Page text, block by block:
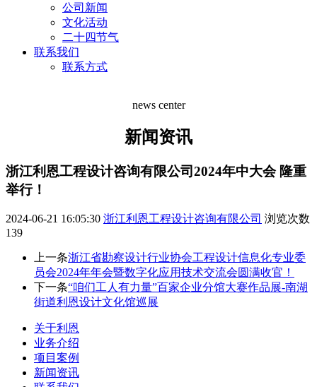
公司新闻
文化活动
二十四节气
联系我们
联系方式
news center
新闻资讯
浙江利恩工程设计咨询有限公司2024年中大会 隆重
举行！
2024-06-21 16:05:30 浙江利恩工程设计咨询有限公司 浏览次数
139
上一条浙江省勘察设计行业协会工程设计信息化专业委
员会2024年年会暨数字化应用技术交流会圆满收官！
下一条“咱们工人有力量”百家企业分馆大赛作品展-南湖
街道利恩设计文化馆巡展
关于利恩
业务介绍
项目案例
新闻资讯